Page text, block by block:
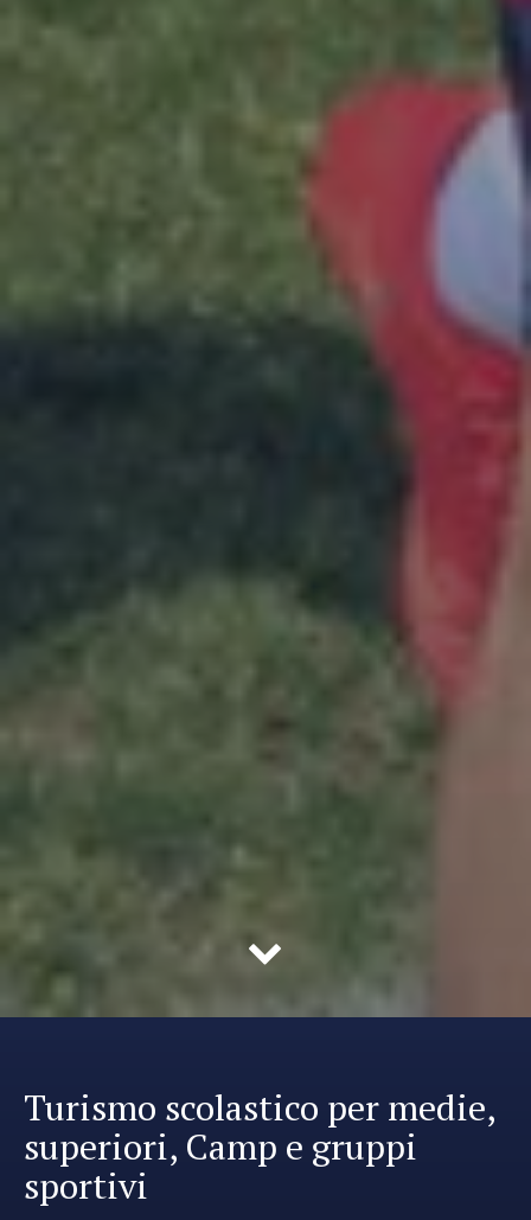
Turismo scolastico per medie,
superiori, Camp e gruppi
sportivi